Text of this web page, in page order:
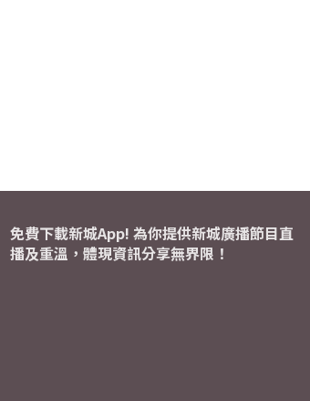
免費下載新城App! 為你提供新城廣播節目直
播及重溫，體現資訊分享無界限！